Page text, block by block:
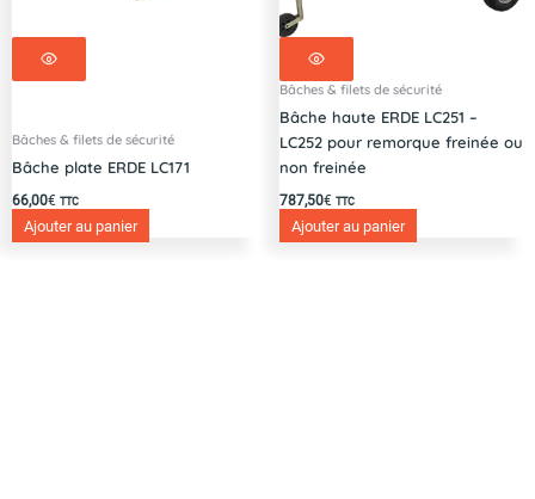
Bâches & filets de sécurité
Bâche plate ERDE LC171
66,00€ TTC
Ajouter au panier
Bâches & filets de sécurité
Bâche haute ERDE LC251 –
LC252 pour remorque freinée ou
non freinée
787,50€ TTC
Ajouter au panier